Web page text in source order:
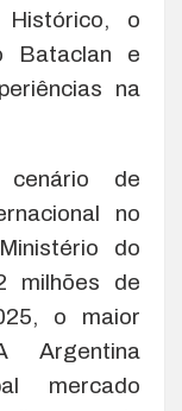
o
Bataclan e
na
de
no
do
milhões de
o maior
Argentina
mercado